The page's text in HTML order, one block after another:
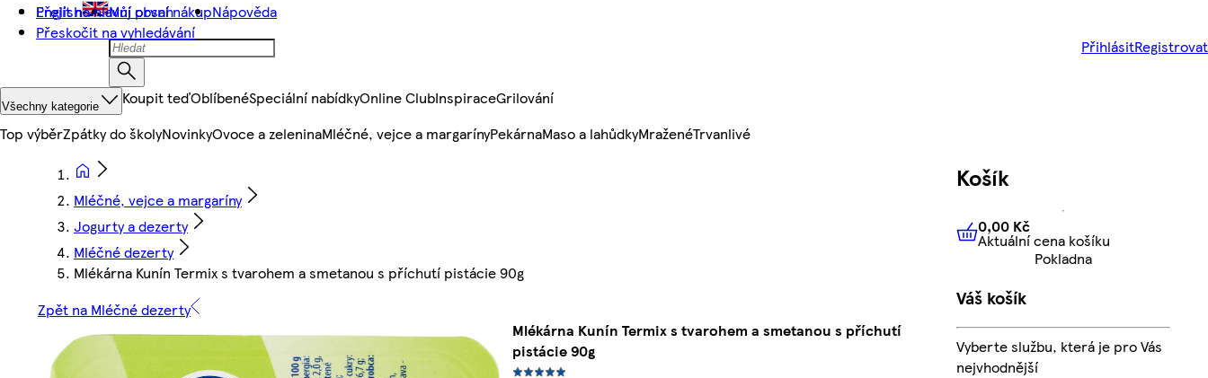
Přejít na hlavní obsah
Přeskočit na vyhledávání
English Můj první nákupNápověda
PřihlásitRegistrovat
Všechny kategorie Koupit teďOblíbenéSpeciální nabídkyOnline ClubInspiraceGrilování
Top výběrZpátky do školyNovinkyOvoce a zeleninaMléčné, vejce a margarínyPekárnaMaso a lahůdkyMraženéTrvanlivé
Mléčné, vejce a margaríny
Jogurty a dezerty
Mléčné dezerty
Mlékárna Kunín Termix s tvarohem a smetanou s příchutí pistácie 90g
Zpět na Mléčné dezerty
Mlékárna Kunín Termix s tvarohem a smetanou s příchutí
pistácie 90g
Košík
0,00 KčAktuální cena košíku
0,00 Kč
Aktuální cena košíku
Pokladna
Váš košík
Vyberte službu, která je pro Vás
nejvhodnější